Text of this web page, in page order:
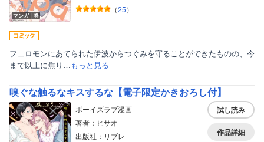
マンガ｜巻
（25）
フェロモンにあてられた伊波からつぐみを守ることができたものの、今
まで以上に焦り…もっと見る
嗅ぐな触るなキスするな【電子限定かきおろし付】
ボーイズラブ漫画
著者：ヒサオ
出版社：リブレ
試し読み
作品詳細